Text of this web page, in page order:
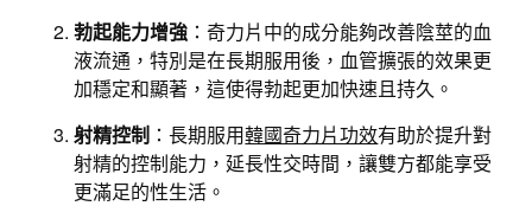
勃起能力增強 ：奇力片中的成分能夠改善陰莖的血
液流通，特別是在長期服用後，血管擴張的效果更
加穩定和顯著，這使得勃起更加快速且持久。
射精控制 ：長期服用韓國奇力片功效有助於提升對
射精的控制能力，延長性交時間，讓雙方都能享受
更滿足的性生活。